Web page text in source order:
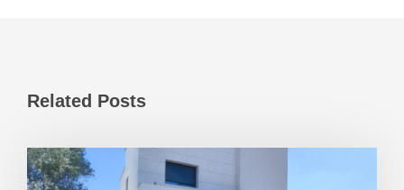
Related Posts